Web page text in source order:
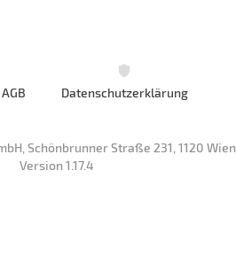
Datenschutzerklärung
Schönbrunner Straße 231, 1120 Wien
Version 1.17.4